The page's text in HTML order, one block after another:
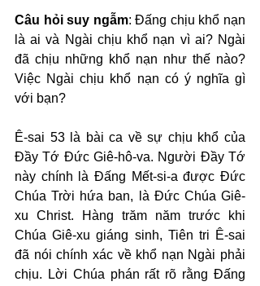
Câu hỏi suy ngẫm: Đấng chịu khổ nạn
là ai và Ngài chịu khổ nạn vì ai? Ngài
đã chịu những khổ nạn như thế nào?
Việc Ngài chịu khổ nạn có ý nghĩa gì
với bạn?
Ê-sai 53 là bài ca về sự chịu khổ của
Đầy Tớ Đức Giê-hô-va. Người Đầy Tớ
này chính là Đấng Mết-si-a được Đức
Chúa Trời hứa ban, là Đức Chúa Giê-
xu Christ. Hàng trăm năm trước khi
Chúa Giê-xu giáng sinh, Tiên tri Ê-sai
đã nói chính xác về khổ nạn Ngài phải
chịu. Lời Chúa phán rất rõ rằng Đấng